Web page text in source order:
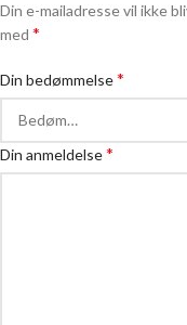
Din e-mailadresse vil ikke
med *
Din bedømmelse*
Din anmeldelse*